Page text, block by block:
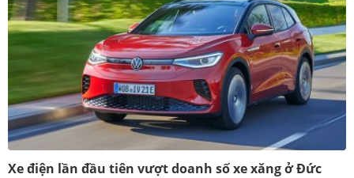
Xe điện lần đầu tiên vượt doanh số xe xăng ở Đức